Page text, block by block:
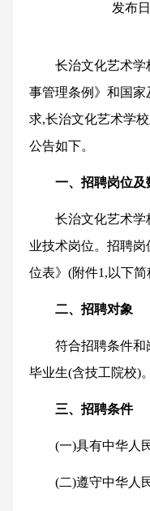
发布
长治文化艺术学
事管理条例》和国
求,长治文化艺术学
公告如下。
一、招聘岗位及
长治文化艺术学
业技术岗位。招聘
位表》(附件1,以下简
二、招聘对象
符合招聘条件和
毕业生(含技工院校)。
三、招聘条件
(一)具有中华人
(二)遵守中华人